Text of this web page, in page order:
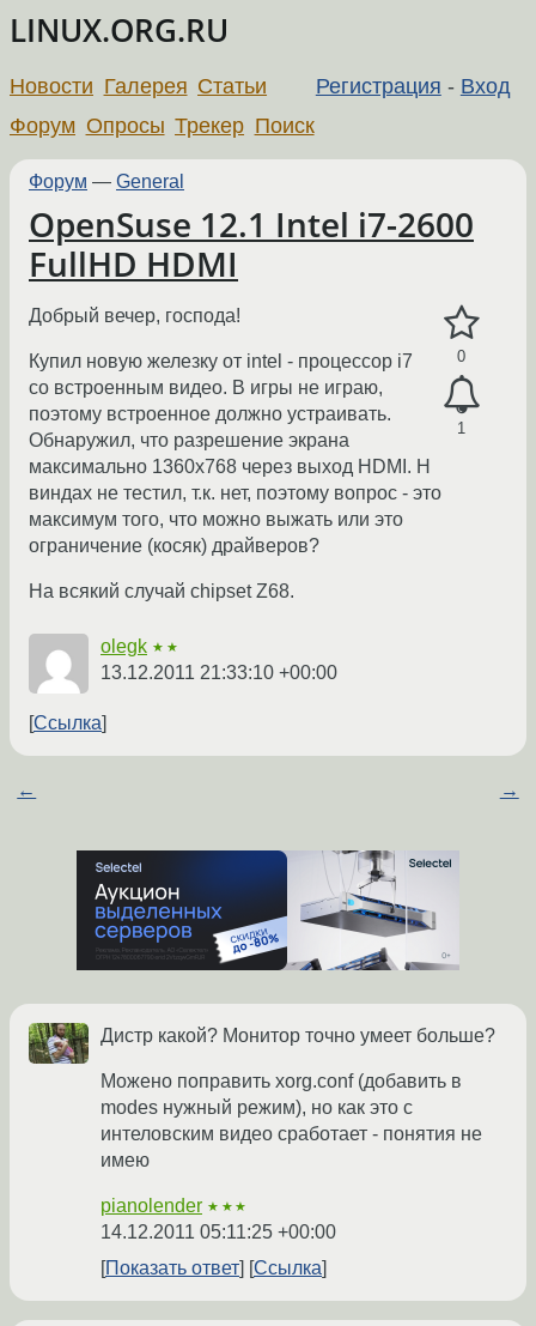
LINUX.ORG.RU
Регистрация - Вход
Новости Галерея Статьи
Форум Опросы Трекер Поиск
Форум — General
OpenSuse 12.1 Intel i7-2600
FullHD HDMI
0
1
Добрый вечер, господа!
Купил новую железку от intel - процессор i7
со встроенным видео. В игры не играю,
поэтому встроенное должно устраивать.
Обнаружил, что разрешение экрана
максимально 1360x768 через выход HDMI. Н
виндах не тестил, т.к. нет, поэтому вопрос - это
максимум того, что можно выжать или это
ограничение (косяк) драйверов?
На всякий случай chipset Z68.
olegk ★★
13.12.2011 21:33:10 +00:00
Ссылка
← →
Дистр какой? Монитор точно умеет больше?
Можено поправить xorg.conf (добавить в
modes нужный режим), но как это с
интеловским видео сработает - понятия не
имею
pianolender ★★★
14.12.2011 05:11:25 +00:00
Показать ответ
Ссылка